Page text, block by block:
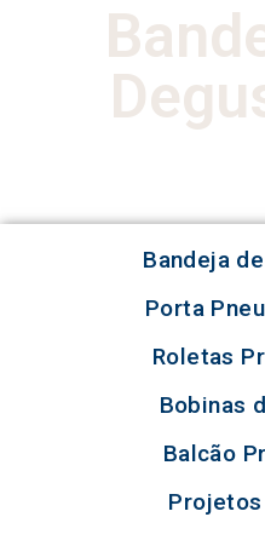
Bandeja
Porta
Roletas
Bobinas
Balcão